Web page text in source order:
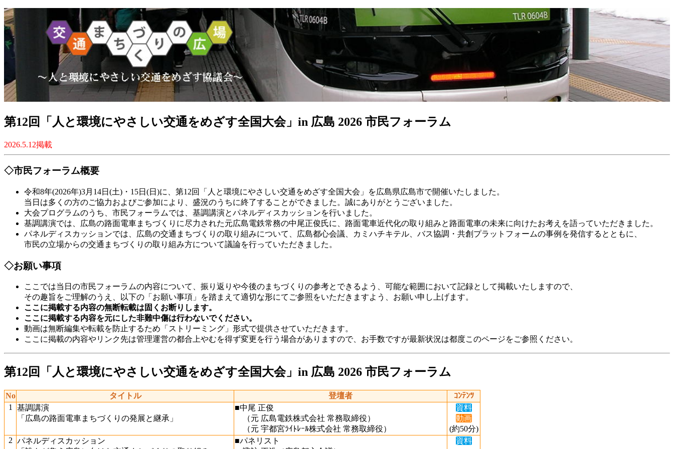
第12回「人と環境にやさしい交通をめざす全国大会」in 広島 2026 市民フォーラム
2026.5.12掲載
◇市民フォーラム概要
令和8年(2026年)3月14日(土)・15日(日)に、第12回「人と環境にやさしい交通をめざす全国大会」を広島県広島市で開催いたしました。
当日は多くの方のご協力およびご参加により、盛況のうちに終了することができました。誠にありがとうございました。
大会プログラムのうち、市民フォーラムでは、基調講演とパネルディスカッションを行いました。
基調講演では、広島の路面電車まちづくりに尽力された元広島電鉄常務の中尾正俊氏に、路面電車近代化の取り組みと路面電車の未来に向けたお考えを語っていただきました。
パネルディスカッションでは、広島の交通まちづくりの取り組みについて、広島都心会議、カミハチキテル、バス協調・共創プラットフォームの事例を発信するとともに、
市民の立場からの交通まちづくりの取り組み方について議論を行っていただきました。
◇お願い事項
ここでは当日の市民フォーラムの内容について、振り返りや今後のまちづくりの参考とできるよう、可能な範囲において記録として掲載いたしますので、
その趣旨をご理解のうえ、以下の「お願い事項」を踏まえて適切な形にてご参照をいただきますよう、お願い申し上げます。
ここに掲載する内容の無断転載は固くお断りします。
ここに掲載する内容を元にした非難中傷は行わないでください。
動画は無断編集や転載を防止するため「ストリーミング」形式で提供させていただきます。
ここに掲載の内容やリンク先は管理運営の都合上やむを得ず変更を行う場合がありますので、お手数ですが最新状況は都度このページをご参照ください。
第12回「人と環境にやさしい交通をめざす全国大会」in 広島 2026 市民フォーラム
No タイトル 登壇者
ｺﾝﾃﾝﾂ
1
基調講演
「広島の路面電車まちづくりの発展と継承」
■中尾 正俊
（元 広島電鉄株式会社 常務取締役）
（元 宇都宮ﾗｲﾄﾚｰﾙ株式会社 常務取締役）
資料
動画
(約50分)
2 パネルディスカッション
■パネリスト
資料